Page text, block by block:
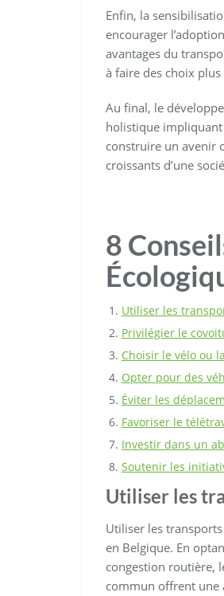
Enfin, la
encourager
avantages du
à faire des choix
Au final, le
holistique impliquant
construire un avenir
croissants d’une
8
Utiliser les
Privilégier le
Choisir le vélo ou
Opter pour des
Éviter les
Favoriser le
Investir dans un
Soutenir les
Utiliser les
Utiliser les
en Belgique. En
congestion routière,
commun offrent une